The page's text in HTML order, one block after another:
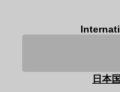
日本